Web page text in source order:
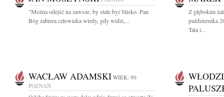
"Można odejść na zawsze, by stale być blisko. Pan
Bóg zabiera człowieka wtedy, gdy widzi,...
Z głębokim
października
Tata i...
WACŁAW ADAMSKI WIEK: 90
POZNAŃ